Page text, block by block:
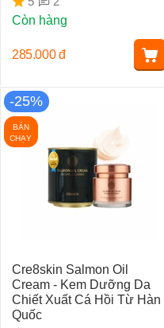
Còn hàng
285.000 đ
-25%
BÁN
CHẠY
Cre8skin Salmon Oil
Cream - Kem Dưỡng Da
Chiết Xuất Cá Hồi Từ Hàn
Quốc